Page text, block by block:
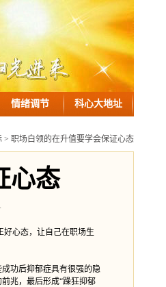
情绪调节 科心大地址
> 职场白领的在升值要学会保证心态
心态
心态，让自己在职场生
功后抑郁症具有很强的隐
兆，最后形成“躁狂抑郁